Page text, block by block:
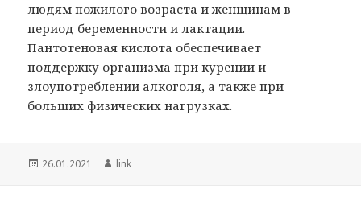
людям пожилого возраста и женщинам в
период беременности и лактации.
Пантотеновая кислота обеспечивает
поддержку организма при курении и
злоупотреблении алкоголя, а также при
больших физических нагрузках.
Опубликовано
26.01.2021 Автор
link